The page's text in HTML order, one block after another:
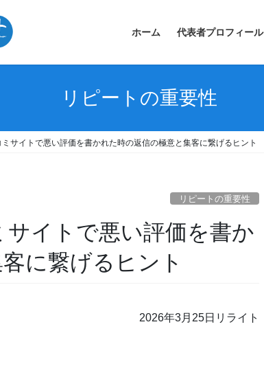
ホーム 代表者プロフィール
リピートの重要性
サイトで悪い評価を書かれた時の返信の極意と集客に繋げるヒント
リピートの重要性
イトで悪い評価を書か
に繋げるヒント
2026年3月25日リライト